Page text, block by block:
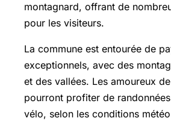
montagnard, offrant de
pour les visiteurs.
La commune est entourée de
exceptionnels, avec des
et des vallées. Les amoureux
pourront profiter de
vélo, selon les conditions